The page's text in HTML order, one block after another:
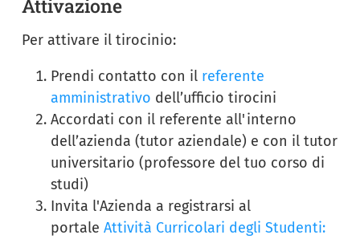
Attivazione
Per attivare il tirocinio:
Prendi contatto con il referente
amministrativo dell’ufficio tirocini
Accordati con il referente all'interno
dell’azienda (tutor aziendale) e con il tutor
universitario (professore del tuo corso di
studi)
Invita l'Azienda a registrarsi al
portale Attività Curricolari degli Studenti: